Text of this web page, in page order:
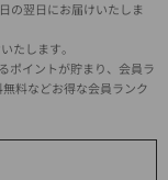
の翌日にお届けいたしま
たします。
ポイントが貯まり、会員ラ
料などお得な会員ランク